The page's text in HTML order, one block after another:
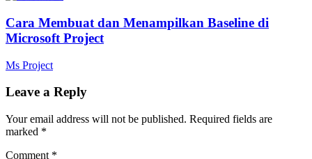
Cara Membuat dan Menampilkan Baseline di
Microsoft Project
Ms Project
Leave a Reply
Your email address will not be published. Required fields are
marked *
Comment *